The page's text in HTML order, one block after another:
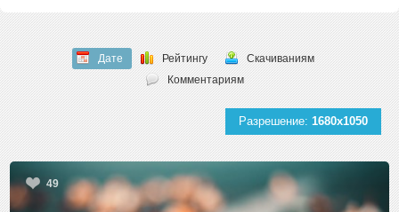
Дате Рейтингу
Скачиваниям
Комментариям
Разрешение: 1680x1050
49